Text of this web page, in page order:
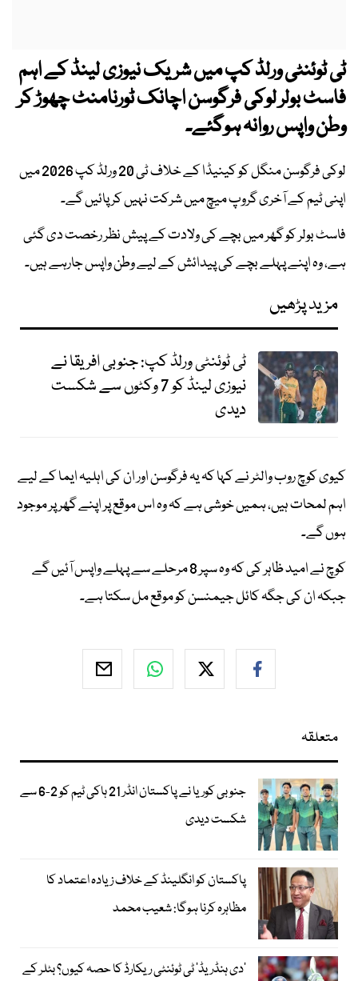
ٹی ٹوئنٹی ورلڈ کپ میں شریک نیوزی لینڈ کے اہم
فاسٹ بولر لوکی فرگوسن اچانک ٹورنامنٹ چھوڑ کر
وطن واپس روانہ ہوگئے۔
لوکی فرگوسن منگل کو کینیڈا کے خلاف ٹی 20 ورلڈ کپ 2026 میں
اپنی ٹیم کے آخری گروپ میچ میں شرکت نہیں کر پائیں گے۔
فاسٹ بولر کو گھر میں بچے کی ولادت کے پیش نظر رخصت دی گئی
ہے، وہ اپنے پہلے بچے کی پیدائش کے لیے وطن واپس جارہے ہیں۔
مزید پڑھیں
ٹی ٹوئنٹی ورلڈ کپ: جنوبی افریقا نے
نیوزی لینڈ کو 7 وکٹوں سے شکست
دیدی
کیوی کوچ روب والٹر نے کہا کہ یہ فرگوسن اور ان کی اہلیہ ایما کے لیے
اہم لمحات ہیں، ہمیں خوشی ہے کہ وہ اس موقع پر اپنے گھر پر موجود
ہوں گے۔
کوچ نے امید ظاہر کی کہ وہ سپر 8 مرحلے سے پہلے واپس آئیں گے
جبکہ ان کی جگہ کائل جیمنسن کو موقع مل سکتا ہے۔
متعلقہ
جنوبی کوریا نے پاکستان انڈر 21 ہاکی ٹیم کو 2-6 سے
شکست دیدی
پاکستان کو انگلینڈ کے خلاف زیادہ اعتماد کا
مظاہرہ کرنا ہوگا: شعیب محمد
’دی ہنڈریڈ‘ ٹی ٹوئنٹی ریکارڈ کا حصہ کیوں؟ بٹلر کے